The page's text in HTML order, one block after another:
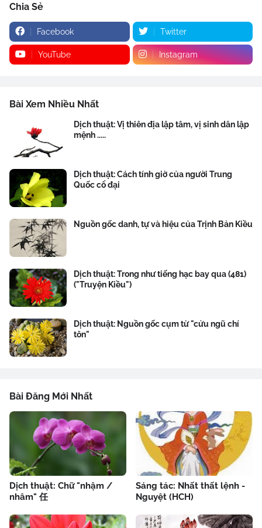
Chia Sẻ
Facebook Twitter
YouTube Instagram
Bài Xem Nhiều Nhất
Dịch thuật: Vị thiên địa lập tâm, vị sinh dân lập
mệnh .....
Dịch thuật: Cách tính giờ của người Trung
Quốc cổ đại
Nguồn gốc danh, tự và hiệu của Trịnh Bản Kiều
Dịch thuật: Trong như tiếng hạc bay qua (481)
("Truyện Kiều")
Dịch thuật: Nguồn gốc cụm từ "cửu ngũ chí
tôn"
Bài Đăng Mới Nhất
Dịch thuật: Chữ "nhậm /
nhâm" 任
Sáng tác: Nhất thất lệnh -
Nguyệt (HCH)